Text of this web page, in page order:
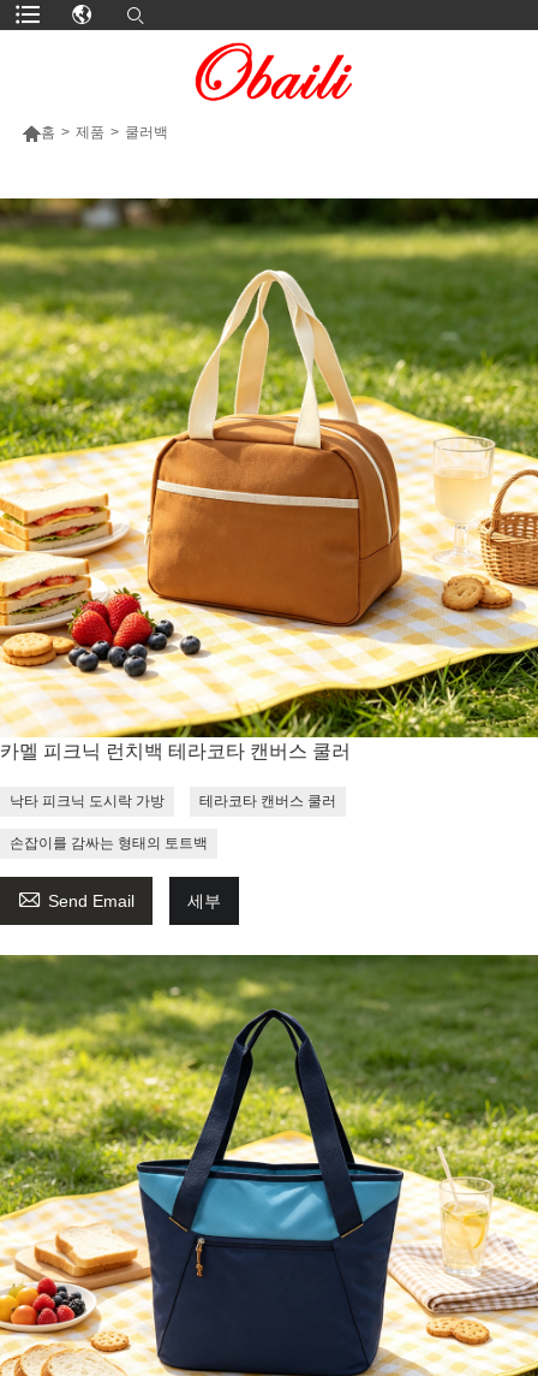
홈 > 제품 > 쿨러백
카멜 피크닉 런치백 테라코타 캔버스 쿨러
낙타 피크닉 도시락 가방 테라코타 캔버스 쿨러
손잡이를 감싸는 형태의 토트백
 Send Email 세부